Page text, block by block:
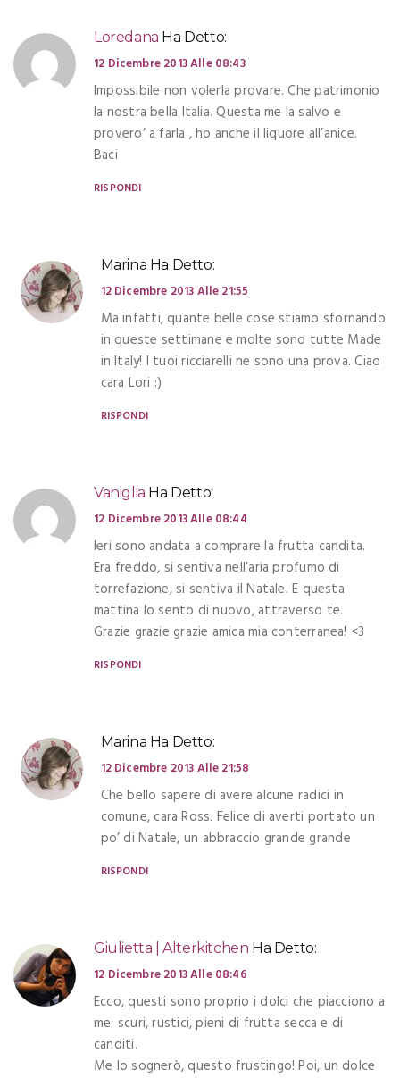
Loredana Ha Detto:
12 Dicembre 2013 Alle 08:43
Impossibile non volerla provare. Che patrimonio
la nostra bella Italia. Questa me la salvo e
provero’ a farla , ho anche il liquore all’anice.
Baci
RISPONDI
Marina Ha Detto:
12 Dicembre 2013 Alle 21:55
Ma infatti, quante belle cose stiamo sfornando
in queste settimane e molte sono tutte Made
in Italy! I tuoi ricciarelli ne sono una prova. Ciao
cara Lori :)
RISPONDI
Vaniglia Ha Detto:
12 Dicembre 2013 Alle 08:44
Ieri sono andata a comprare la frutta candita.
Era freddo, si sentiva nell’aria profumo di
torrefazione, si sentiva il Natale. E questa
mattina lo sento di nuovo, attraverso te.
Grazie grazie grazie amica mia conterranea! <3
RISPONDI
Marina Ha Detto:
12 Dicembre 2013 Alle 21:58
Che bello sapere di avere alcune radici in
comune, cara Ross. Felice di averti portato un
po’ di Natale, un abbraccio grande grande
RISPONDI
Giulietta | Alterkitchen Ha Detto:
12 Dicembre 2013 Alle 08:46
Ecco, questi sono proprio i dolci che piacciono a
me: scuri, rustici, pieni di frutta secca e di
canditi.
Me lo sognerò, questo frustingo! Poi, un dolce